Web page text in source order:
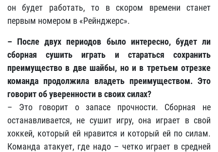
он будет работать, то в скором времени станет
первым номером в «Рейнджерс».
– После двух периодов было интересно, будет ли
сборная сушить играть и стараться сохранить
преимущество в две шайбы, но и в третьем отрезке
команда продолжила владеть преимуществом. Это
говорит об уверенности в своих силах?
– Это говорит о запасе прочности. Сборная не
останавливается, не сушит игру, она играет в свой
хоккей, который ей нравится и который ей по силам.
Команда атакует, где надо – четко играет в средней